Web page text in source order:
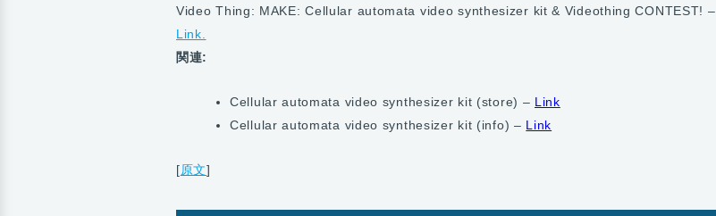
Video Thing: MAKE: Cellular automata video synthesizer kit & Videothing CONTEST! –
Link.
関連:
Cellular automata video synthesizer kit (store) – Link
Cellular automata video synthesizer kit (info) – Link
[原文]